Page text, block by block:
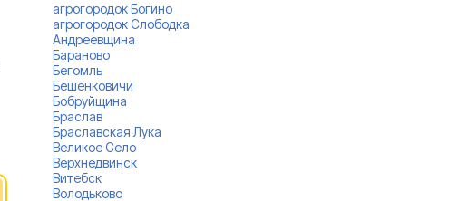
агрогородок Богино
агрогородок Слободка
Андреевщина
Бараново
Бегомль
Бешенковичи
Бобруйщина
Браслав
Браславская Лука
Великое Село
Верхнедвинск
Витебск
Володьково